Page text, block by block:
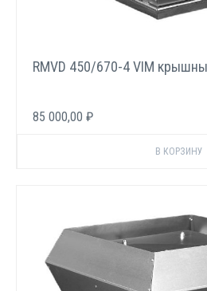
RMVD 450/670-4 VIM
85 000,00 ₽